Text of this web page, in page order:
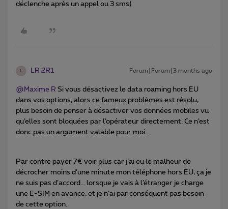
déclenche après un appel ou 3 sms)
L LR 2R1 Forum|Forum|3 months ago
@Maxime R Si vous désactivez le data roaming hors EU
dans vos options, alors ce fameux problèmes est résolu,
plus besoin de penser à désactiver vos données mobiles vu
qu’elles sont bloquées par l’opérateur directement. Ce n’est
donc pas un argument valable pour moi…
Par contre payer 7€ voir plus car j’ai eu le malheur de
décrocher moins d’une minute mon téléphone hors EU, ça je
ne suis pas d’accord… lorsque je vais à l’étranger je charge
une E-SIM en avance, et je n’ai par conséquent pas besoin
de cette option.